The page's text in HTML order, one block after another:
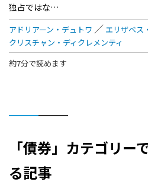
独占ではな…
アドリアーン・デュトワ
エリザベス
クリスチャン・ディクレメンティ
約7分で読めます
「債券」カテゴリー
る記事